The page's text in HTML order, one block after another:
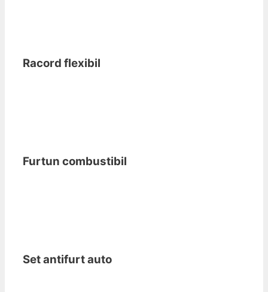
Racord flexibil
Furtun combustibil
Set antifurt auto